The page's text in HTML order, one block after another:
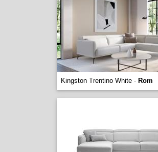
Kingston Trentino White - Rom